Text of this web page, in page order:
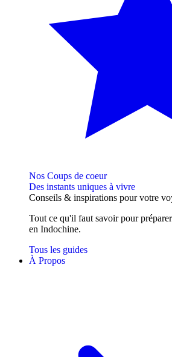
Nos Coups de coeur
Des instants uniques à vivre
Conseils & inspirations pour votre
Tout ce qu'il faut savoir pour
en Indochine.
Tous les guides
À Propos